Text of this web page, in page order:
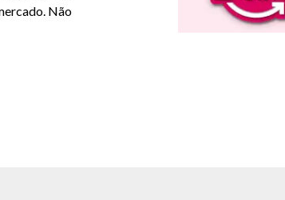
Não